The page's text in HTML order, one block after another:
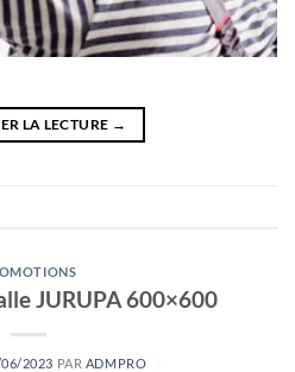
LA LECTURE →
JURUPA 600×600
2023 PAR ADMPRO